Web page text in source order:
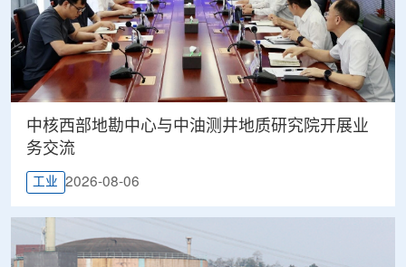
中核西部地勘中心与中油测井地质研究院开展业
务交流
工业 2026-08-06